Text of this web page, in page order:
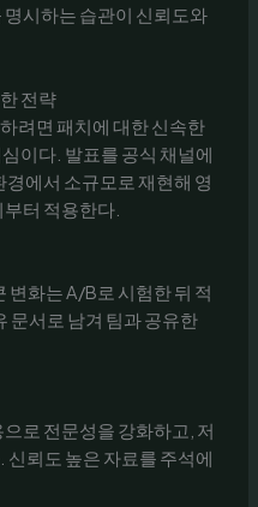
명시하는 습관이 신뢰도와
전략
려면 패치에 대한 신속한
이다. 발표를 공식 채널에
에서 소규모로 재현해 영
터 적용한다.
변화는 A/B로 시험한 뒤 적
문서로 남겨 팀과 공유한
로 전문성을 강화하고, 저
뢰도 높은 자료를 주석에